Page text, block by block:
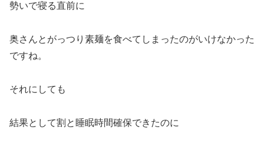
勢いで寝る直前に
奥さんとがっつり素麺を食べてしまったのがいけなかった
ですね。
それにしても
結果として割と睡眠時間確保できたのに